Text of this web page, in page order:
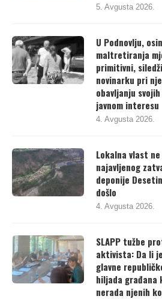
5. Avgusta 2026.
U Podnovlju,
maltretiranja
primitivni,
novinarku pri
obavljanju
javnom interesu
4. Avgusta 2026.
Lokalna vlast
najavljenog
deponije
došlo
4. Avgusta 2026.
SLAPP tužbe
aktivista: Da li
glavne
hiljada građana
nerada njenih